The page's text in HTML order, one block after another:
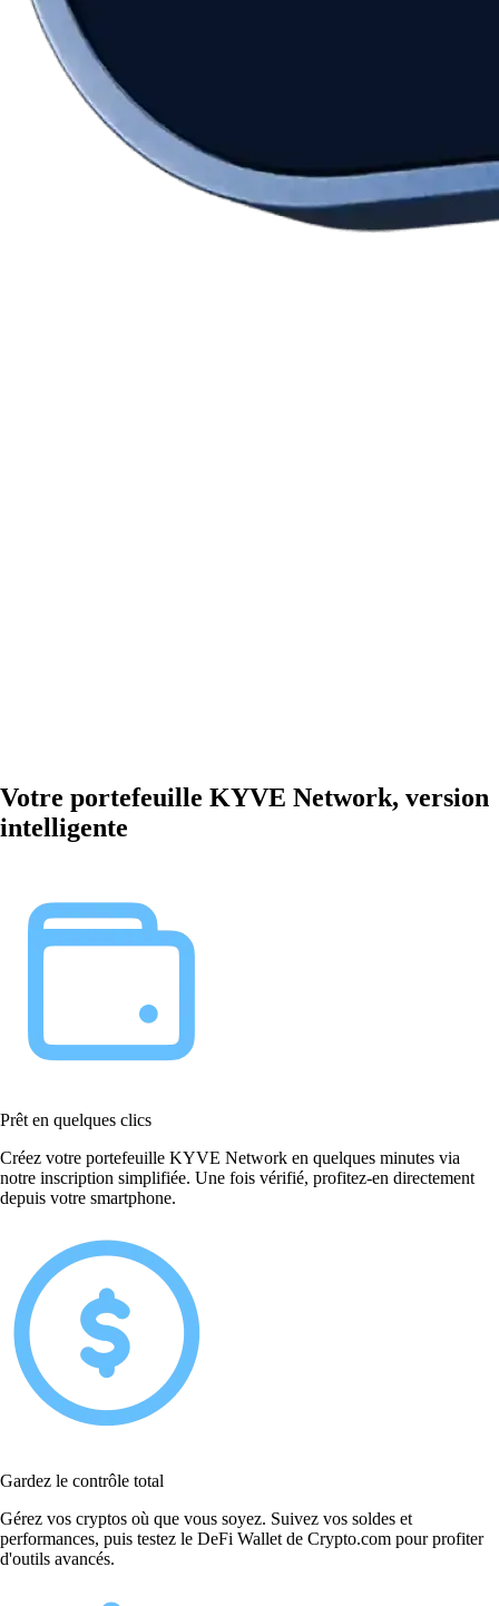
Votre portefeuille KYVE Network, version
intelligente
Prêt en quelques clics
Créez votre portefeuille KYVE Network en quelques minutes via
notre inscription simplifiée. Une fois vérifié, profitez-en directement
depuis votre smartphone.
Gardez le contrôle total
Gérez vos cryptos où que vous soyez. Suivez vos soldes et
performances, puis testez le DeFi Wallet de Crypto.com pour profiter
d'outils avancés.